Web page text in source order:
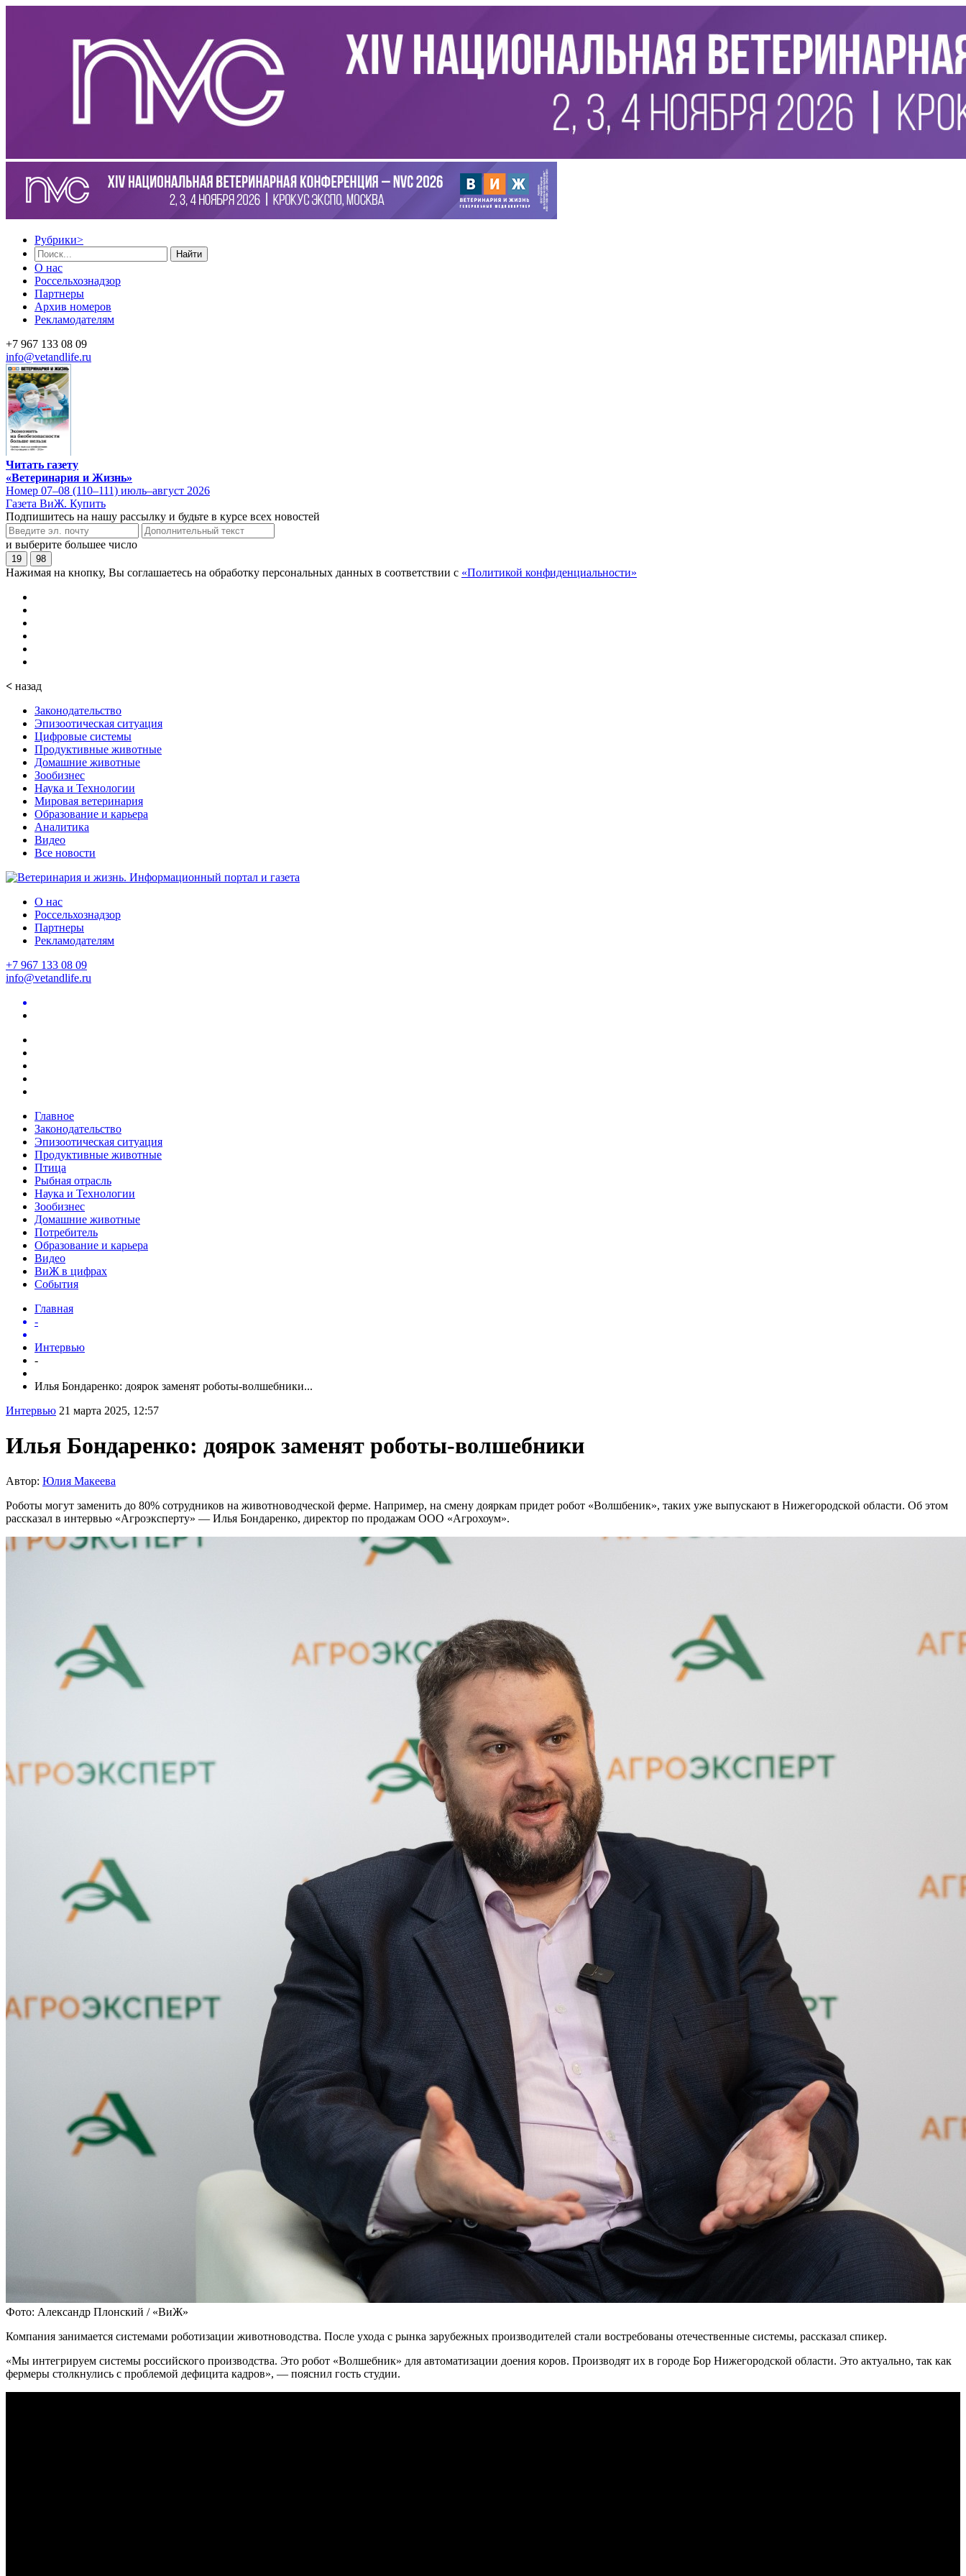
Рубрики>
Найти
О нас
Россельхознадзор
Партнеры
Архив номеров
Рекламодателям
+7 967 133 08 09
info@vetandlife.ru
Читать газету
«Ветеринария и Жизнь»
Номер 07–08 (110–111) июль–август 2026
Газета ВиЖ. Купить
Подпишитесь на нашу рассылку и будьте в курсе всех новостей
и выберите большее число
19 98
Нажимая на кнопку, Вы соглашаетесь на обработку персональных данных в соответствии с «Политикой конфиденциальности»
< назад
Законодательство
Эпизоотическая ситуация
Цифровые системы
Продуктивные животные
Домашние животные
Зообизнес
Наука и Технологии
Мировая ветеринария
Образование и карьера
Аналитика
Видео
Все новости
О нас
Россельхознадзор
Партнеры
Рекламодателям
+7 967 133 08 09
info@vetandlife.ru
Главное
Законодательство
Эпизоотическая ситуация
Продуктивные животные
Птица
Рыбная отрасль
Наука и Технологии
Зообизнес
Домашние животные
Потребитель
Образование и карьера
Видео
ВиЖ в цифрах
События
Главная
-
Интервью
-
Илья Бондаренко: доярок заменят роботы-волшебники...
Интервью 21 марта 2025, 12:57
Илья Бондаренко: доярок заменят роботы-волшебники
Автор: Юлия Макеева
Роботы могут заменить до 80% сотрудников на животноводческой ферме. Например, на смену дояркам придет робот «Волшбеник», таких уже выпускают в Нижегородской области. Об этом
рассказал в интервью «Агроэксперту» — Илья Бондаренко, директор по продажам ООО «Агрохоум».
Фото: Александр Плонский / «ВиЖ»
Компания занимается системами роботизации животноводства. После ухода с рынка зарубежных производителей стали востребованы отечественные системы, рассказал спикер.
«Мы интегрируем системы российского производства. Это робот «Волшебник» для автоматизации доения коров. Производят их в городе Бор Нижегородской области. Это актуально, так как
фермеры столкнулись с проблемой дефицита кадров», — пояснил гость студии.